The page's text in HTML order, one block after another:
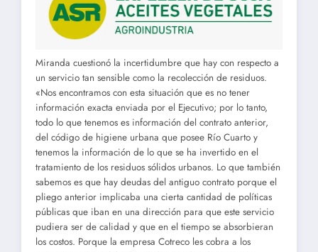
Miranda cuestionó la incertidumbre que hay con respecto a
un servicio tan sensible como la recolección de residuos.
«Nos encontramos con esta situación que es no tener
información exacta enviada por el Ejecutivo; por lo tanto,
todo lo que tenemos es información del contrato anterior,
del código de higiene urbana que posee Río Cuarto y
tenemos la información de lo que se ha invertido en el
tratamiento de los residuos sólidos urbanos. Lo que también
sabemos es que hay deudas del antiguo contrato porque el
pliego anterior implicaba una cierta cantidad de políticas
públicas que iban en una dirección para que este servicio
pudiera ser de calidad y que en el tiempo se absorbieran
los costos. Porque la empresa Cotreco les cobra a los